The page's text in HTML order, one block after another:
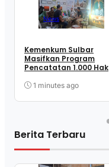
News
Kemenkum Sulbar
Masifkan Program
Pencatatan 1.000 Hak
Pengayoman Ke-81
1 minutes ago
Berita Terbaru